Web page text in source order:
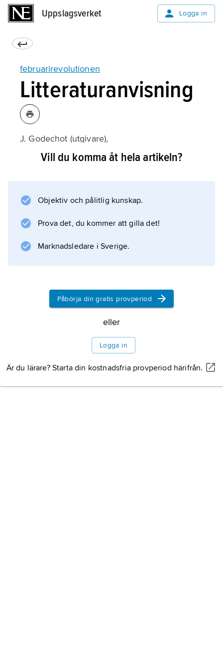
Uppslagsverket Logga in
februarirevolutionen
Litteraturanvisning
J. Godechot (utgivare),
Les Révolutions de 1848
Vill du komma åt hela artikeln?
Objektiv och pålitlig kunskap.
Prova det, du kommer att gilla det!
Marknadsledare i Sverige.
Påbörja din gratis provperiod
eller
Logga in
Är du lärare? Starta din kostnadsfria provperiod härifrån.